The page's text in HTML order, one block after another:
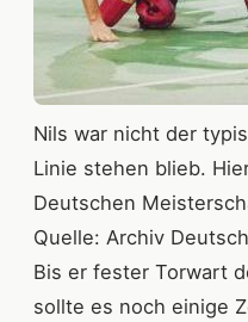
Nils war nicht der
Linie stehen blieb.
Deutschen
Quelle: Archiv
Bis er fester Torwart
sollte es noch einige